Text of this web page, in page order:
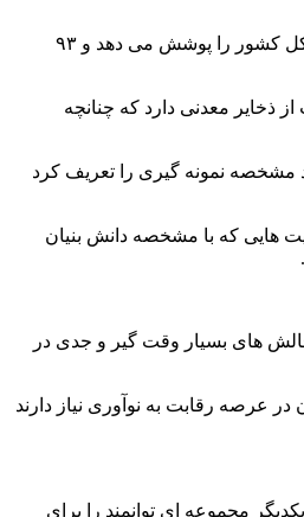
«اسدالله کشاورز» مدیرکل دفتر امور اکتشاف وزارت صنعت هم در این مراسم ضمن یادآوری اینکه مجموعه پروانه های بهره برداری از معادن که صادرشده هفت درصد کل کشور را پوشش می دهد و ۹۳
ذخایر معدنی دارد که چنانچه
مشخصه نمونه گیری را تعریف کرد
هایی که با مشخصه دانش بنیان
های بسیار وقت گیر و جدی در
عرصه رقابت به نوآوری نیاز دارند
مجموعه ای توانمند را برای